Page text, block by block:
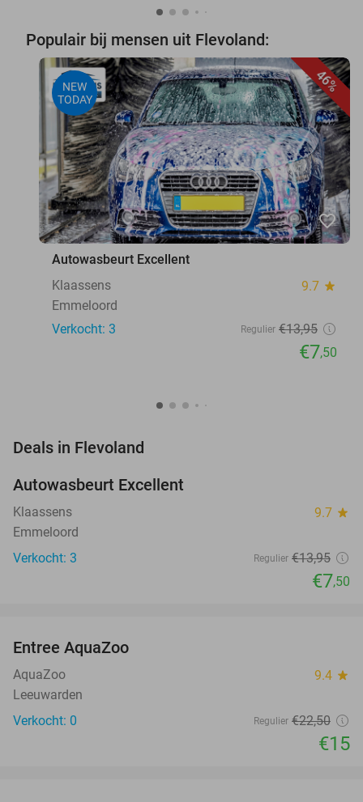
Populair bij mensen uit Flevoland:
46%
NEW
TODAY
favorite_border
Autowasbeurt Excellent
Klaassens
9.7 star
Emmeloord
Verkocht: 3
Regulier €13,95
€7,50
Deals in Flevoland
TODAY
Autowasbeurt Excellent
Klaassens 9.7 star
Emmeloord
Verkocht: 3
Regulier €13,95
€7,50
TODAY
Entree AquaZoo
AquaZoo 9.4 star
Leeuwarden
Verkocht: 0
Regulier €22,50
€15